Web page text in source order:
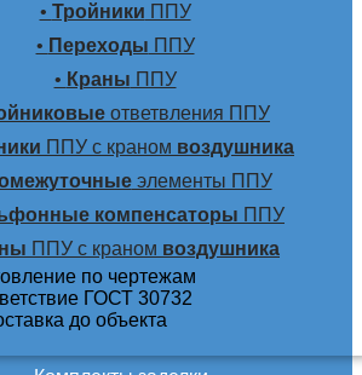
• Тройники ППУ
• Переходы ППУ
• Краны ППУ
ответвления ППУ
ППУ с краном воздушника
элементы ППУ
компенсаторы ППУ
ППУ с краном воздушника